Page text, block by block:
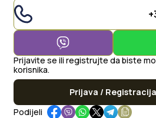
Prijavite se ili registrujte da biste
korisnika.
Prijava / Registracija
Podijeli